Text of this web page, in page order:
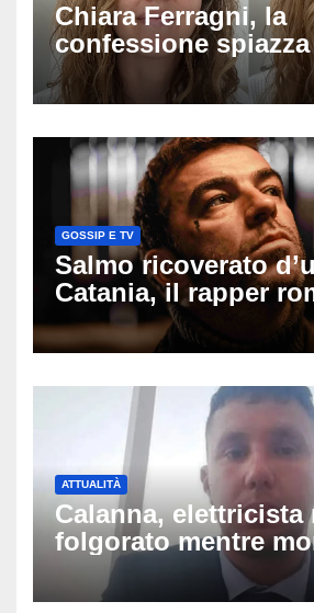
Chiara Ferragni, la
confessione
mio ex voleva che
il seno». Poi svela i
GOSSIP E TV
Salmo ricoverato
Catania, il rapper
silenzio dopo la
ospedale: come sta
ATTUALITÀ
Calanna, elettricista
folgorato mentre
luminarie della festa:
Fabio Calabrò e